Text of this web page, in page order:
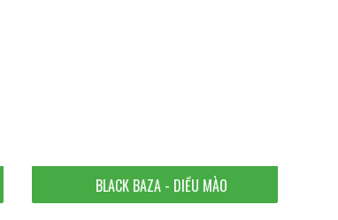
BLACK BAZA - DIỀU MÀO